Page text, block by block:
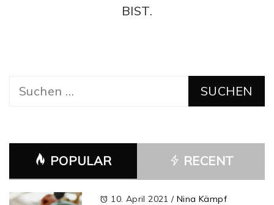
BIST.
Suchen
POPULAR RECENT
10. April 2021/ Nina Kämpf